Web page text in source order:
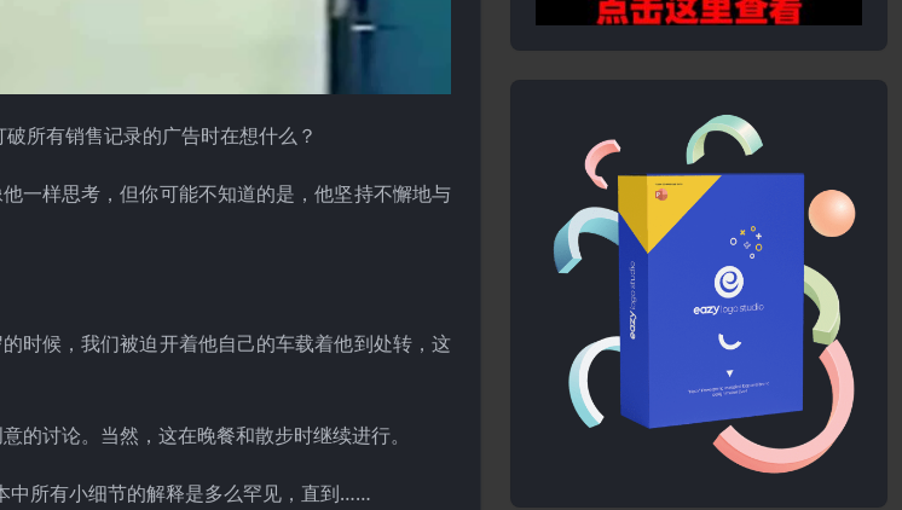
所有销售记录的广告时在想什么？
一样思考，但你可能不知道的是，他坚持不懈地与
时候，我们被迫开着他自己的车载着他到处转，这
的讨论。当然，这在晚餐和散步时继续进行。
中所有小细节的解释是多么罕见，直到……